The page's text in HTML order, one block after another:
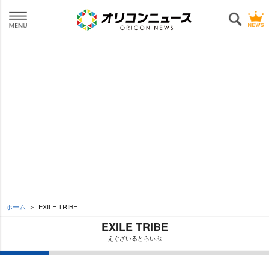
ホーム EXILE TRIBE
EXILE TRIBE
えぐざいるとらいぶ